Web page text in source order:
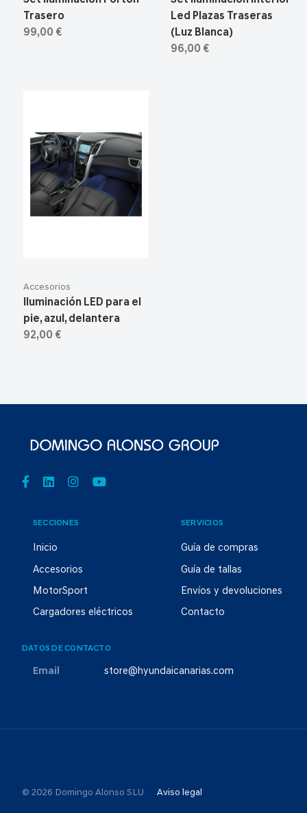
Trasero
99,00 €
Led Plazas Traseras
(Luz Blanca)
96,00 €
Accesorios
Iluminación LED para el
pie, azul, delantera
92,00 €
SECCIONES
Inicio
Accesorios
MotorSport
Cargadores eléctricos
SERVICIOS
Guía de compras
Guía de tallas
Envíos y devoluciones
Contacto
DATOS DE CONTACTO
Email store@hyundaicanarias.com
© 2026 Domingo Alonso SLU Aviso legal